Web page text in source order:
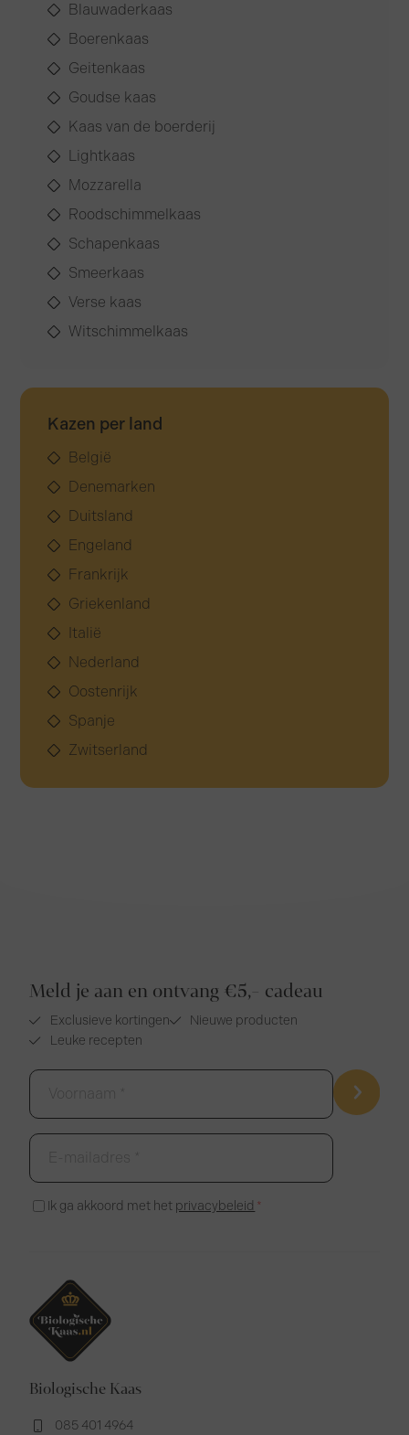
Blauwaderkaas
Boerenkaas
Geitenkaas
Goudse kaas
Kaas van de boerderij
Lightkaas
Mozzarella
Roodschimmelkaas
Schapenkaas
Smeerkaas
Verse kaas
Witschimmelkaas
Kazen per land
België
Denemarken
Duitsland
Engeland
Frankrijk
Griekenland
Italië
Nederland
Oostenrijk
Spanje
Zwitserland
Meld je aan en ontvang €5,- cadeau
Exclusieve kortingen
Nieuwe producten
Leuke recepten
Voornaam
E-
mailadres
*
Instemming
Ik ga akkoord met het privacybeleid *
Biologische Kaas
085 401 4964